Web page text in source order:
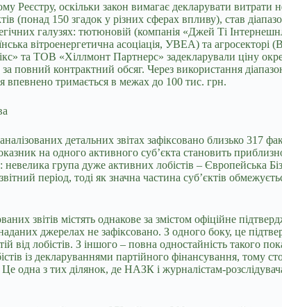
Реєстру, оскільки закон вимагає декларувати витрати
(понад 150 згадок у різних сферах впливу), став
галузях: тютюновій (компанія «Джей Ті
вітроенергетична асоціація, УВЕА) та агросекторі
та ТОВ «Хіллмонт Партнерс» задекларували ціну
контрактний обсяг. Через використання
впевнено тримається в межах до 100 тис. грн.
детальних звітах зафіксовано близько 317
на одного активного суб’єкта становить
група дуже активних лобістів – Європейська
період, тоді як значна частина суб’єктів
звітів містять однакове за змістом офіційне
джерелах не зафіксовано. З одного боку, це
від лобістів. З іншого – повна одностайність такого
із декларуваннями партійного фінансування, тому
одна з тих ділянок, де НАЗК і журналістам-